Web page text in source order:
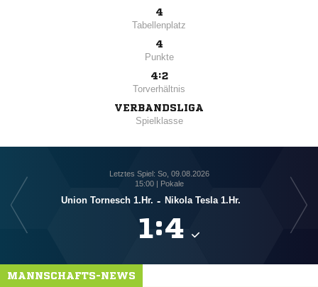
4
Tabellenplatz
4
Punkte
4:2
Torverhältnis
VERBANDSLIGA
Spielklasse
Letztes Spiel: So, 09.08.2026
15:00 | Pokale
Union Tornesch 1.Hr. - Nikola Tesla 1.Hr.
:
MANNSCHAFTS-NEWS